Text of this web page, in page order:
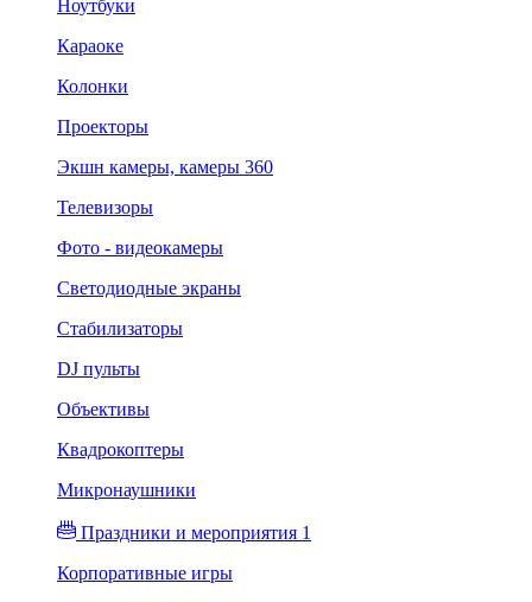
Ноутбуки
Караоке
Колонки
Проекторы
Экшн камеры, камеры 360
Телевизоры
Фото - видеокамеры
Светодиодные экраны
Стабилизаторы
DJ пульты
Объективы
Квадрокоптеры
Микронаушники
Праздники и мероприятия 1
Корпоративные игры